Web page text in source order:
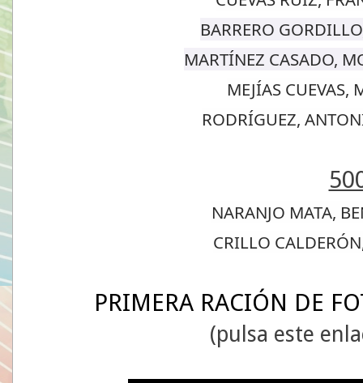
BARRERO
MARTÍNEZ CASADO,
MEJÍAS CUEVAS,
RODRÍGUEZ,
NARANJO MATA,
CRILLO
PRIMERA RACIÓN DE
(pulsa este